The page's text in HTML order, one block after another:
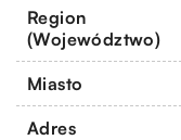
Region
(Województwo)
Miasto
Adres